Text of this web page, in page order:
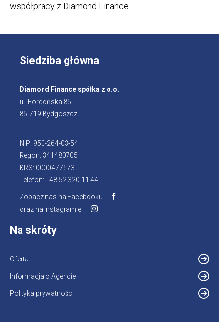
współpracy z Diamond Finance.
Siedziba główna
Diamond Finance spółka z o.o.
ul. Fordońska 85
85-719 Bydgoszcz
NIP: 953-264-03-54
Regon: 341480705
KRS: 0000477573
Telefon: +48 52 320 11 44
Zobacz nas na Facebooku
oraz na Instagramie
Na skróty
Oferta
Informacja o Agencie
Polityka prywatności